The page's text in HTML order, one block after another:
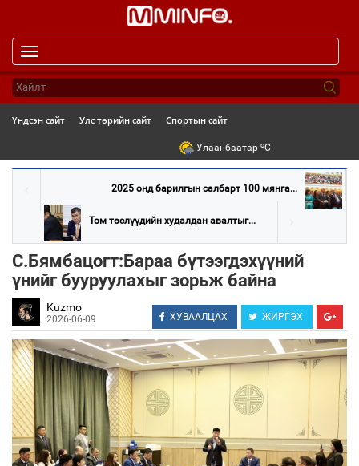
navigation
Үндсэн сайт Улс төрийн сайт Спортын сайт
Улаанбаатар oC
2025 онд барилгын салбарт 100 мянга...
Том төслүүдийн худалдан авалтыг...
С.Бямбацогт:Бараа бүтээгдэхүүний
үнийг бууруулахыг зорьж байна
Kuzmo
2026-06-09 ХУВААЛЦАХ ЖИРГЭХ